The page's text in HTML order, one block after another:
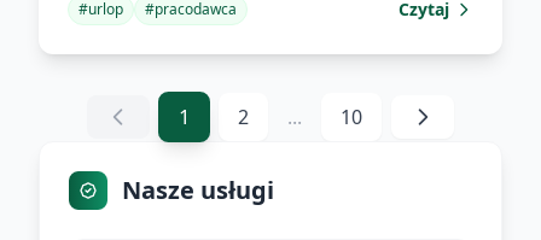
#urlop #pracodawca Czytaj
1 2 ... 10
Nasze usługi